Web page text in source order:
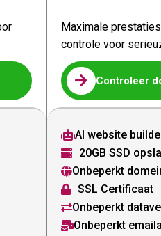
Maximale
controle voor
 Controleer
AI website
 20GB SSD
Onbeperkt
 SSL Certificaat
Onbeperkt
Onbeperkt